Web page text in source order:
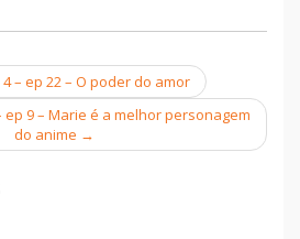
– ep 22 – O poder do amor
9 – Marie é a melhor personagem
do anime →